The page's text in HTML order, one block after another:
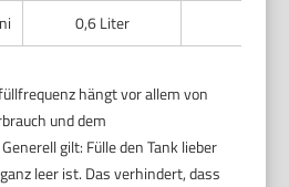
0,6 Liter
hängt vor allem von
und dem
gilt: Fülle den Tank lieber
leer ist. Das verhindert, dass